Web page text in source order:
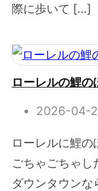
際に歩いて […]
ローレルの鯉の
2026-04-
ローレルに鯉
ごちゃごちゃ
ダウンタウン